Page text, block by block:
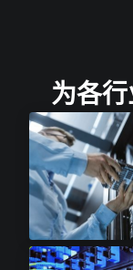
为各
云存储​